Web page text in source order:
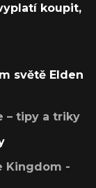
koupit,
světě Elden
– tipy a triky
Kingdom -